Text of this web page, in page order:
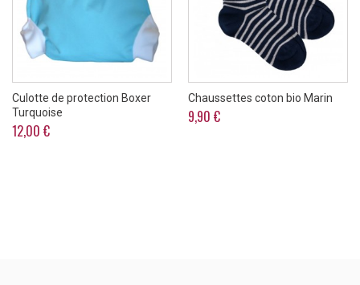
Culotte de protection Boxer
Turquoise
12,00 €
Chaussettes coton bio Marin
9,90 €